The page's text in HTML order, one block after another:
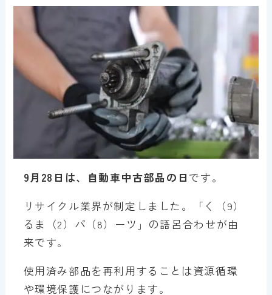
9月28日は、自動車中古部品の日 です。
リサイクル業界が制定しました。「く（9）
るま（2）パ（8）ーツ」の語呂合わせが由
来です。
使用済み部品を再利用することは資源循環
や環境保護につながります。